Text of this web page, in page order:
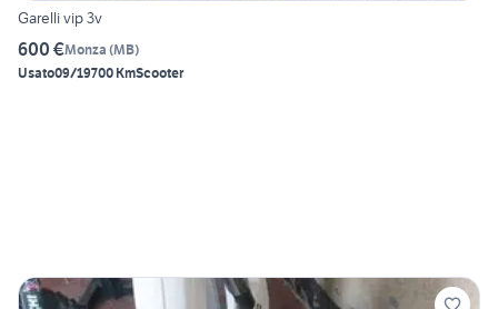
Garelli vip 3v
600 €Monza (MB)
Usato09/19700 KmScooter